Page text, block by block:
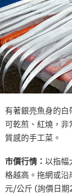
有著銀亮魚身的白
可乾煎、紅燒，
質感的手工菜。
市價行情： 以指幅
格越高。拖網或
元/公斤 (詢價日